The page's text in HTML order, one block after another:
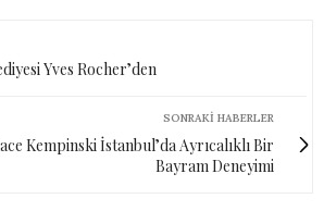
Yves Rocher’den
SONRAKI HABERLER
Kempinski İstanbul’da Ayrıcalıklı Bir
Bayram Deneyimi